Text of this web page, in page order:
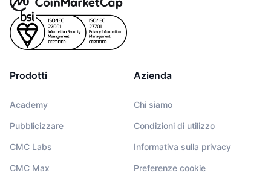
Prodotti
Academy
Pubblicizzare
CMC Labs
CMC Max
Azienda
Chi siamo
Condizioni di utilizzo
Informativa sulla privacy
Preferenze cookie